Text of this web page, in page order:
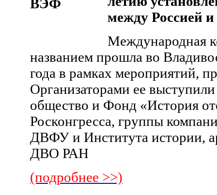
между Россией
Международная
названием прошла во
года в рамках мероприятий,
Организаторами ее
общество и Фонд «История
Росконгресса, группы
ДВФУ и Института истории,
ДВО РАН
(подробнее >>)